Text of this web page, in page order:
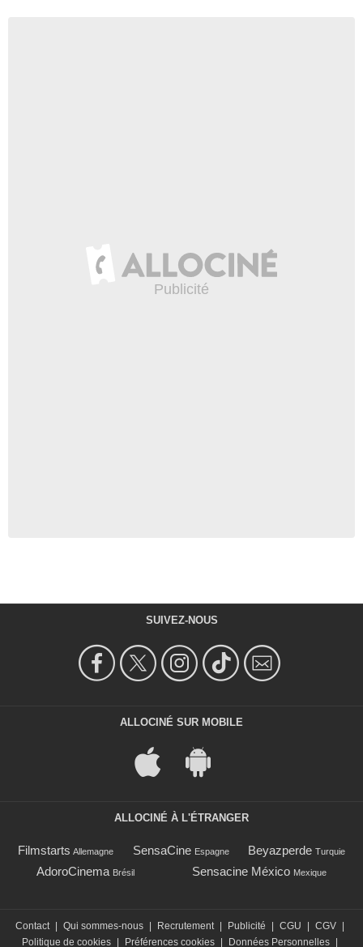
SUIVEZ-NOUS
ALLOCINÉ SUR MOBILE
ALLOCINÉ À L'ÉTRANGER
Filmstarts Allemagne SensaCine Espagne Beyazperde Turquie
AdoroCinema Brésil Sensacine México Mexique
Contact Qui sommes-nous Recrutement Publicité CGU CGV
Politique de cookies
Préférences cookies Données Personnelles